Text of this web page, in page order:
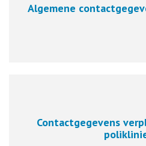
Algemene
Contactgegevens